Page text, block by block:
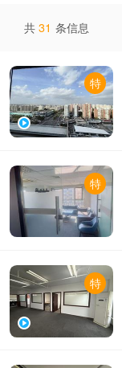
共 31 条信息
特
特
特